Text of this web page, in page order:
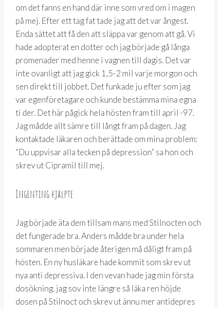
om det fanns en hand där inne som vred om i magen
på mej. Efter ett tag fat tade jag att det var ångest.
Enda sättet att få den att släppa var genom att gå. Vi
hade adopterat en dotter och jag började gå långa
promenader med henne i vagnen till dagis. Det var
inte ovanligt att jag gick 1,5-2 mil varje morgon och
sen direkt till jobbet. Det funkade ju efter som jag
var egenföretagare och kunde bestämma mina egna
ti der. Det här pågick hela hösten fram till april -97.
Jag mådde allt sämre till långt fram på dagen. Jag
kontaktade läkaren och berättade om mina problem:
“Du uppvisar alla tecken på depression” sa hon och
skrev ut Cipramil till mej.
Ingenting hjälpte
Jag började äta dem tillsam mans med Stilnocten och
det fungerade bra. Anders mådde bra under hela
sommaren men började återigen må dåligt fram på
hösten. En ny husläkare hade kommit som skrev ut
nya anti depressiva. I den vevan hade jag min första
dosökning. jag sov inte längre så läka ren höjde
dosen på Stilnoct och skrev ut ännu mer antidepres